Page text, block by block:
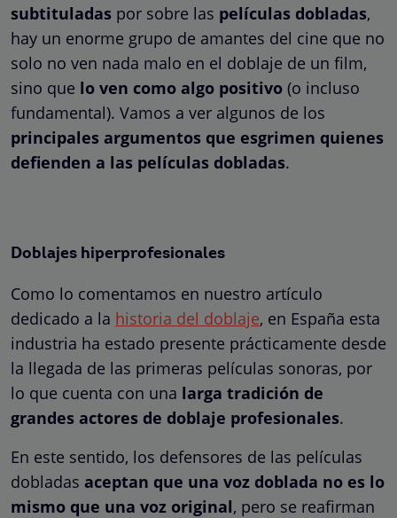
subtituladas por sobre las películas dobladas,
hay un enorme grupo de amantes del cine que no
solo no ven nada malo en el doblaje de un film,
sino que lo ven como algo positivo (o incluso
fundamental). Vamos a ver algunos de los
principales argumentos que esgrimen quienes
defienden a las películas dobladas.
Doblajes hiperprofesionales
Como lo comentamos en nuestro artículo
dedicado a la historia del doblaje, en España esta
industria ha estado presente prácticamente desde
la llegada de las primeras películas sonoras, por
lo que cuenta con una larga tradición de
grandes actores de doblaje profesionales.
En este sentido, los defensores de las películas
dobladas aceptan que una voz doblada no es lo
mismo que una voz original, pero se reafirman